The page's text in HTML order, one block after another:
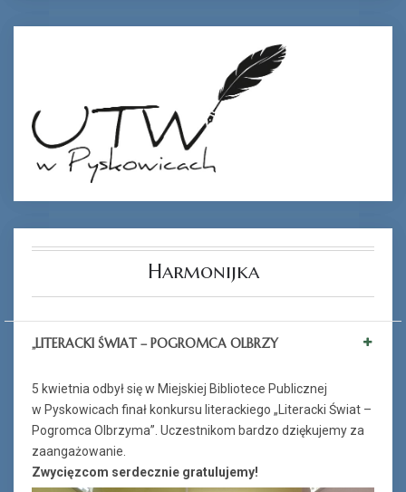
Harmonijka
„LITERACKI ŚWIAT – POGROMCA OLBRZY
5 kwietnia odbył się w Miejskiej Bibliotece Publicznej
w Pyskowicach finał konkursu literackiego „Literacki Świat –
Pogromca Olbrzyma”. Uczestnikom bardzo dziękujemy za
zaangażowanie.
Zwycięzcom serdecznie gratulujemy!